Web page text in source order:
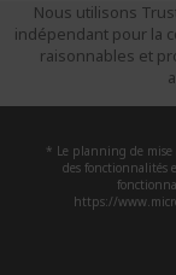
Nous utilisons
indépendant pour la
raisonnables et
* Le planning de mise
des fonctionnalités
https://